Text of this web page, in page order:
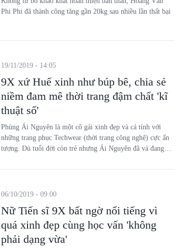
Phi Phi đã thành công tăng gần 20kg sau nhiều lần thất bại
9X xứ Huế xinh như búp bê, chia sẻ
niềm đam mê thời trang đậm chất 'kĩ
thuật số'
19/11/2019 - 14:05
Phùng Ái Nguyên là một cô gái xinh đẹp và cá tính với
những trang phục Techwear (thời trang công nghệ) cực ấn
tượng. Dù tuổi đời còn trẻ nhưng Ái Nguyên đã và đang
Nữ Tiến sĩ 9X bất ngờ nổi tiếng vì
quá xinh đẹp cùng học vấn 'không
phải dạng vừa'
06/10/2019 - 09:00